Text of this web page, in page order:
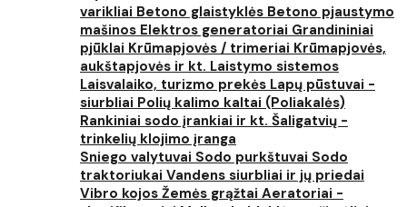
varikliai Betono glaistyklės Betono pjaustymo
mašinos Elektros generatoriai Grandininiai
pjūklai Krūmapjovės / trimeriai Krūmapjovės,
aukštapjovės ir kt. Laistymo sistemos
Laisvalaiko, turizmo prekės Lapų pūstuvai -
siurbliai Polių kalimo kaltai (Poliakalės)
Rankiniai sodo įrankiai ir kt. Šaligatvių -
trinkelių klojimo įranga
Sniego valytuvai Sodo purkštuvai Sodo
traktoriukai Vandens siurbliai ir jų priedai
Vibro kojos Žemės grąžtai Aeratoriai -